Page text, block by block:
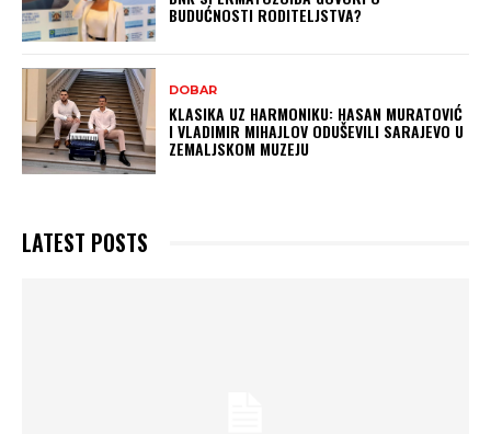
BUDUĆNOSTI RODITELJSTVA?
DOBAR
KLASIKA UZ HARMONIKU: HASAN MURATOVIĆ
I VLADIMIR MIHAJLOV ODUŠEVILI SARAJEVO U
ZEMALJSKOM MUZEJU
LATEST POSTS